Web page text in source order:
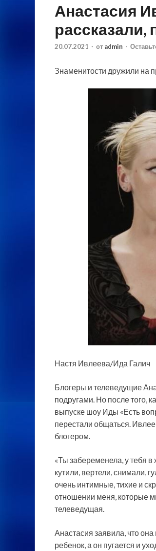
Анастасия
рассказали,
20.07.2021 - от admin -
Знаменитости дружили на
Настя Ивлеева/Ида Галич
Блогеры и телеведущие
подругами. Но после того,
выпуске шоу Иды «Есть
перестали общаться.
блогером.
«Ты забеременела, у тебя в
кутили, вертели, снимали,
очень интимные, тихие и
отношении меня, которые
телеведущая.
Анастасия заявила, что
ребенок, а он пугается и